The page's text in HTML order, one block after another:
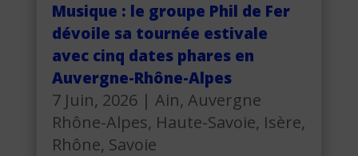
Musique : le groupe Phil de Fer
dévoile sa tournée estivale
avec cinq dates phares en
Auvergne-Rhône-Alpes
7 Juin, 2026| Ain, Auvergne
Rhône-Alpes, Haute-Savoie, Isère,
Rhône, Savoie